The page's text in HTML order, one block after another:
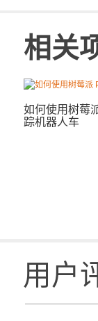
相关
如何使用树莓
踪机器人车
用户